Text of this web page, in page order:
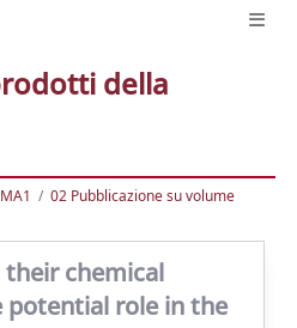
della
02 Pubblicazione su volume
their chemical
potential role in the